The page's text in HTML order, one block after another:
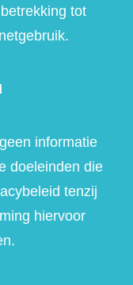
tot
informatie
doeleinden die
tenzij
hiervoor